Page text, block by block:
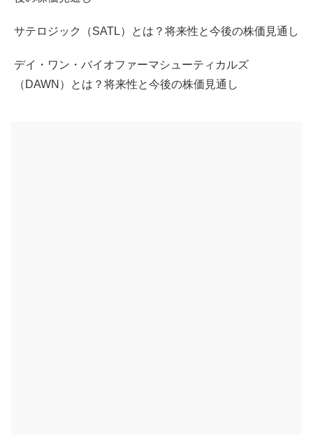
サテロジック（SATL）とは？将来性と今後の株価見通し
デイ・ワン・バイオファーマシューティカルズ
（DAWN）とは？将来性と今後の株価見通し